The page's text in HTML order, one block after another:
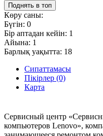
Поднять в топ
Көру саны:
Бүгін: 0
Бір аптадан кейін: 1
Айына: 1
Барлық уақытта: 18
Сипаттамасы
Пікірлер (0)
Карта
Сервисный центр
компьютеров Lenovo»,